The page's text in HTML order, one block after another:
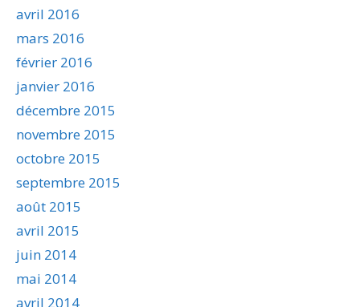
avril 2016
mars 2016
février 2016
janvier 2016
décembre 2015
novembre 2015
octobre 2015
septembre 2015
août 2015
avril 2015
juin 2014
mai 2014
avril 2014